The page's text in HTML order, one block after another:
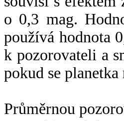
o 0,3 mag.
používá hodnota
k pozorovateli a
pokud se
Průměrnou